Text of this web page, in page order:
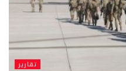
تقارير